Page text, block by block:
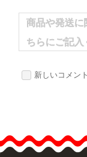
商品や発送に
ちらにご記入
新しいコメン